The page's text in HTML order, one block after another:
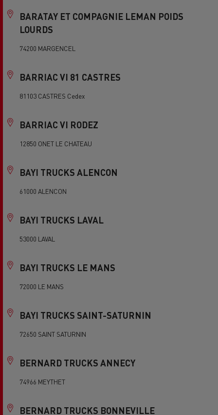
BARATAY ET COMPAGNIE LEMAN POIDS
LOURDS
74200 MARGENCEL
BARRIAC VI 81 CASTRES
81103 CASTRES Cedex
BARRIAC VI RODEZ
12850 ONET LE CHATEAU
BAYI TRUCKS ALENCON
61000 ALENCON
BAYI TRUCKS LAVAL
53000 LAVAL
BAYI TRUCKS LE MANS
72000 LE MANS
BAYI TRUCKS SAINT-SATURNIN
72650 SAINT SATURNIN
BERNARD TRUCKS ANNECY
74966 MEYTHET
BERNARD TRUCKS BONNEVILLE